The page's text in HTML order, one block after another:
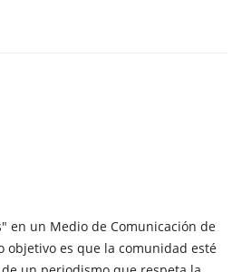
en un Medio de Comunicación de
objetivo es que la comunidad esté